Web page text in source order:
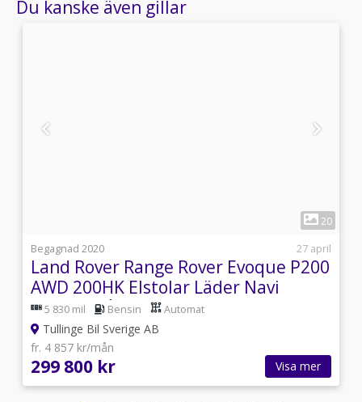
Du kanske även gillar
20
Begagnad 2020
27 april
Land Rover Range Rover Evoque P200
AWD 200HK Elstolar Läder Navi
Kamera Lågmil
5 830 mil Bensin Automat
Tullinge Bil Sverige AB
fr. 4 857 kr/mån
299 800 kr Visa mer